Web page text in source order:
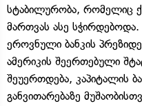
სტაბილურობა, რომელიც
მართვას ასე
ეროვნული ბანკის
ამერიკის შეერთებული
შეუერთდება, კაპიტალის
განვითარებაზე